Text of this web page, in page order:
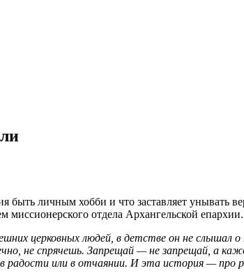
быть личным хобби и что заставляет унывать
отдела Архангельской епархии.
церковных людей, в детстве он не слышал о
не спрячешь. Запрещай — не запрещай, а
или в отчаянии. И эта история — про